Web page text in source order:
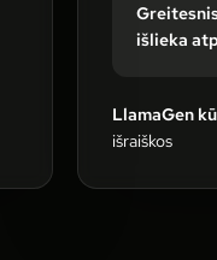
išlieka
LlamaGen
išraiškos